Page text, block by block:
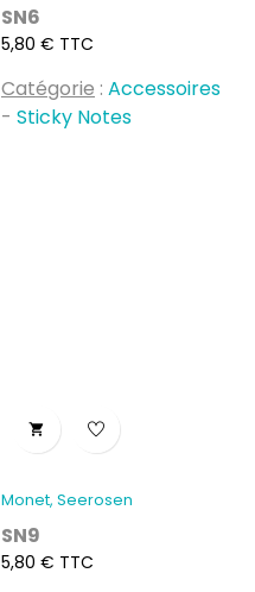
SN6
Prix
5,80 € TTC
Catégorie : Accessoires
- Sticky Notes

Monet, Seerosen
SN9
Prix
5,80 € TTC